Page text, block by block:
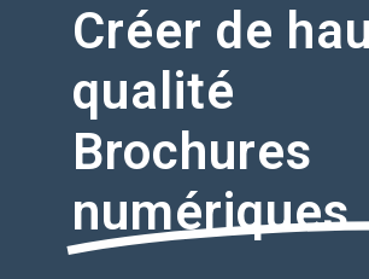
Créer de
qualité
Brochures
numériques